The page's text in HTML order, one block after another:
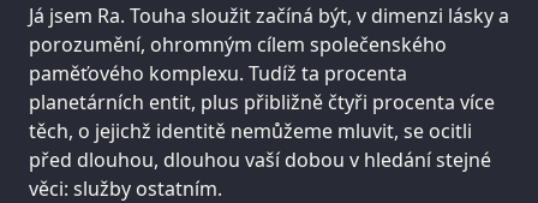
Já jsem Ra. Touha sloužit začíná být, v dimenzi lásky a
porozumění, ohromným cílem společenského
paměťového komplexu. Tudíž ta procenta
planetárních entit, plus přibližně čtyři procenta více
těch, o jejichž identitě nemůžeme mluvit, se ocitli
před dlouhou, dlouhou vaší dobou v hledání stejné
věci: služby ostatním.